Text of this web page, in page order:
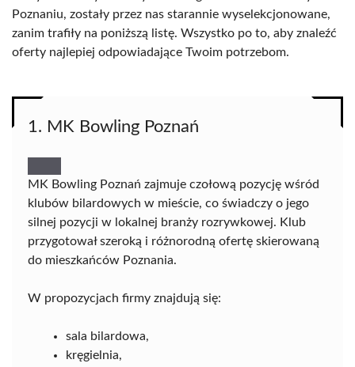
Poznaniu, zostały przez nas starannie wyselekcjonowane,
zanim trafiły na poniższą listę. Wszystko po to, aby znaleźć
oferty najlepiej odpowiadające Twoim potrzebom.
1. MK Bowling Poznań
MK Bowling Poznań zajmuje czołową pozycję wśród
klubów bilardowych w mieście, co świadczy o jego
silnej pozycji w lokalnej branży rozrywkowej. Klub
przygotował szeroką i różnorodną ofertę skierowaną
do mieszkańców Poznania.
W propozycjach firmy znajdują się:
sala bilardowa,
kręgielnia,